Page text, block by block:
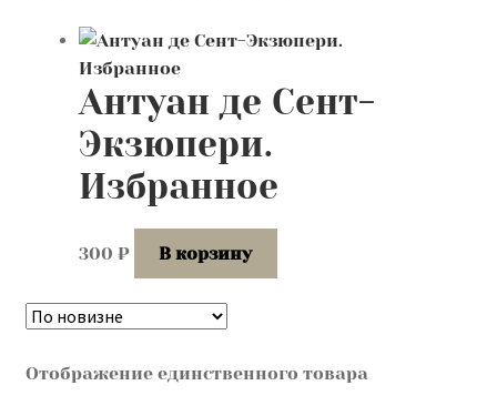
Антуан де Сент-
Экзюпери.
Избранное
300 ₽ В корзину
Отображение единственного товара